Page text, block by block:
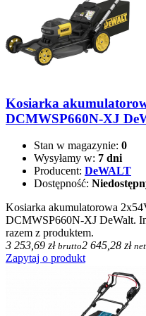
Kosiarka
DCMWSP660N-XJ
Stan w magazynie: 0
Wysyłamy w: 7 dni
Producent: DeWALT
Dostępność:
Kosiarka akumulatorowa
DCMWSP660N-XJ DeWalt.
razem z produktem.
3 253,69 zł brutto2 645,28 zł
Zapytaj o produkt